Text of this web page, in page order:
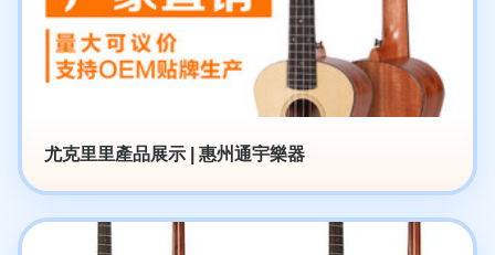
尤克里里產品展示 | 惠州通宇樂器